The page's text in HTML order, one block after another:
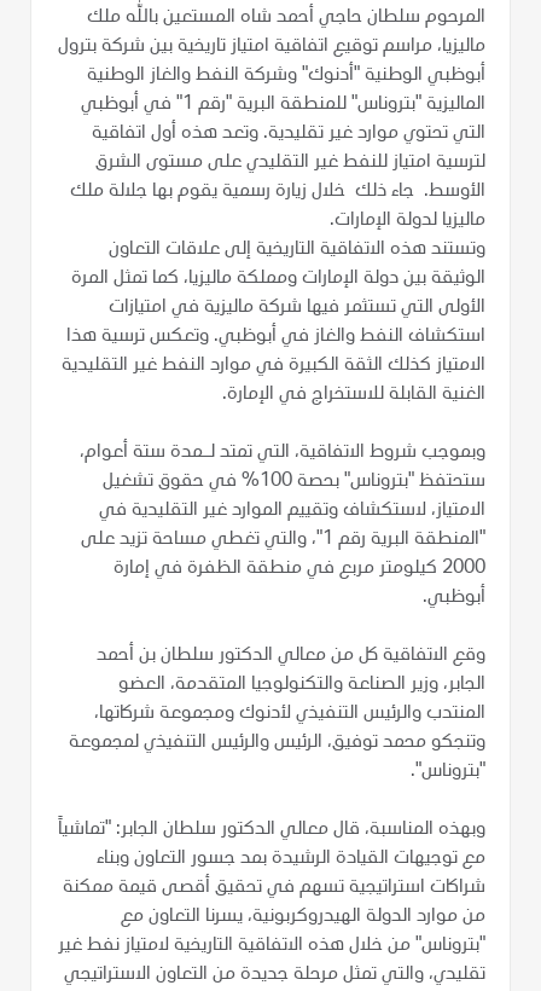
المرحوم سلطان حاجي أحمد شاه المستعين بالله ملك
ماليزيا، مراسم توقيع اتفاقية امتياز تاريخية بين شركة بترول
أبوظبي الوطنية "أدنوك" وشركة النفط والغاز الوطنية
الماليزية "بتروناس" للمنطقة البرية "رقم 1" في أبوظبي
التي تحتوي موارد غير تقليدية. وتعد هذه أول اتفاقية
لترسية امتياز للنفط غير التقليدي على مستوى الشرق
الأوسط. جاء ذلك خلال زيارة رسمية يقوم بها جلالة ملك
ماليزيا لدولة الإمارات.
وتستند هذه الاتفاقية التاريخية إلى علاقات التعاون
الوثيقة بين دولة الإمارات ومملكة ماليزيا، كما تمثل المرة
الأولى التي تستثمر فيها شركة ماليزية في امتيازات
استكشاف النفط والغاز في أبوظبي. وتعكس ترسية هذا
الامتياز كذلك الثقة الكبيرة في موارد النفط غير التقليدية
الغنية القابلة للاستخراج في الإمارة.
وبموجب شروط الاتفاقية، التي تمتد لـمدة ستة أعوام،
ستحتفظ "بتروناس" بحصة 100% في حقوق تشغيل
الامتياز، لاستكشاف وتقييم الموارد غير التقليدية في
"المنطقة البرية رقم 1"، والتي تغطي مساحة تزيد على
2000 كيلومتر مربع في منطقة الظفرة في إمارة
أبوظبي.
وقع الاتفاقية كل من معالي الدكتور سلطان بن أحمد
الجابر، وزير الصناعة والتكنولوجيا المتقدمة، العضو
المنتدب والرئيس التنفيذي لأدنوك ومجموعة شركاتها،
وتنجكو محمد توفيق، الرئيس والرئيس التنفيذي لمجموعة
"بتروناس".
وبهذه المناسبة، قال معالي الدكتور سلطان الجابر: "تماشياً
مع توجيهات القيادة الرشيدة بمد جسور التعاون وبناء
شراكات استراتيجية تسهم في تحقيق أقصى قيمة ممكنة
من موارد الدولة الهيدروكربونية، يسرنا التعاون مع
"بتروناس" من خلال هذه الاتفاقية التاريخية لامتياز نفط غير
تقليدي، والتي تمثل مرحلة جديدة من التعاون الاستراتيجي